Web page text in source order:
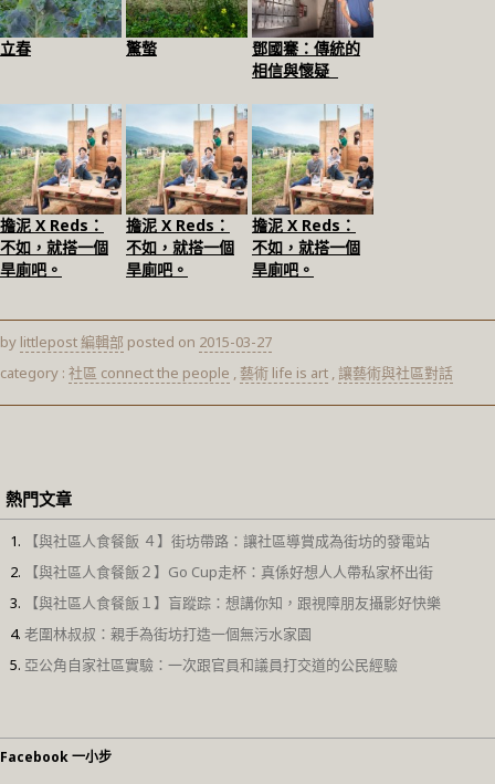
立春 驚螫
鄧國騫：傳統的
相信與懷疑
擔泥 X Reds：
不如，就搭一個
旱廁吧。
擔泥 X Reds：
不如，就搭一個
旱廁吧。
擔泥 X Reds：
不如，就搭一個
旱廁吧。
by littlepost 編輯部 posted on 2015-03-27
category : 社區 connect the people 藝術 life is art 讓藝術與社區對話
熱門文章
【與社區人食餐飯 ４】街坊帶路：讓社區導賞成為街坊的發電站
【與社區人食餐飯２】Go Cup走杯：真係好想人人帶私家杯出街
【與社區人食餐飯１】盲蹤踪：想講你知，跟視障朋友攝影好快樂
老圍林叔叔：親手為街坊打造一個無污水家園
亞公角自家社區實驗：一次跟官員和議員打交道的公民經驗
Facebook 一小步